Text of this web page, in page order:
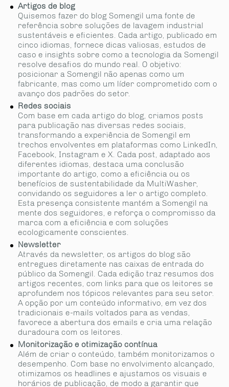
Artigos de blog
Quisemos fazer do blog Somengil uma fonte de
referência sobre soluções de lavagem industrial
sustentáveis e eficientes. Cada artigo, publicado em
cinco idiomas, fornece dicas valiosas, estudos de
caso e insights sobre como a tecnologia da Somengil
resolve desafios do mundo real. O objetivo:
posicionar a Somengil não apenas como um
fabricante, mas como um líder comprometido com o
avanço dos padrões do setor.
Redes sociais
Com base em cada artigo do blog, criamos posts
para publicação nas diversas redes sociais,
transformando a experiência de Somengil em
trechos envolventes em plataformas como LinkedIn,
Facebook, Instagram e X. Cada post, adaptado aos
diferentes idiomas, destaca uma conclusão
importante do artigo, como a eficiência ou os
benefícios de sustentabilidade da MultiWasher,
convidando os seguidores a ler o artigo completo.
Esta presença consistente mantém a Somengil na
mente dos seguidores, e reforça o compromisso da
marca com a eficiência e com soluções
ecologicamente conscientes.
Newsletter
Através da newsletter, os artigos do blog são
entregues diretamente nas caixas de entrada do
público da Somengil. Cada edição traz resumos dos
artigos recentes, com links para que os leitores se
aprofundem nos tópicos relevantes para seu setor.
A opção por um conteúdo informativo, em vez dos
tradicionais e-mails voltados para as vendas,
favorece a abertura dos emails e cria uma relação
duradoura com os leitores.
Monitorização e otimização contínua
Além de criar o conteúdo, também monitorizamos o
desempenho. Com base no envolvimento alcançado,
otimizamos os headlines e ajustamos os visuais e
horários de publicação, de modo a garantir que